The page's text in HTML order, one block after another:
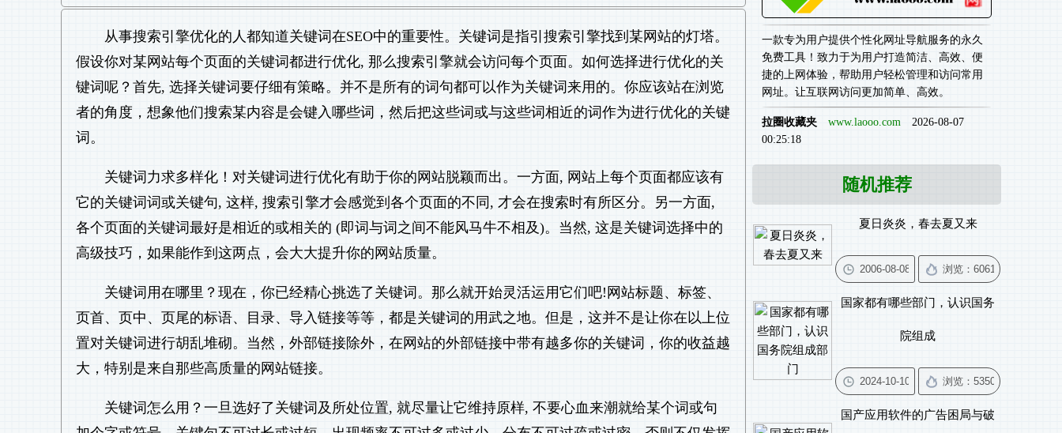
从事搜索引擎优化的人都知道关键词在SEO中的重要性。关键词是指引搜索引擎找到某网站的灯塔。
假设你对某网站每个页面的关键词都进行优化, 那么搜索引擎就会访问每个页面。如何选择进行优化的关
键词呢？首先, 选择关键词要仔细有策略。并不是所有的词句都可以作为关键词来用的。你应该站在浏览
者的角度，想象他们搜索某内容是会键入哪些词，然后把这些词或与这些词相近的词作为进行优化的关键
词。
关键词力求多样化！对关键词进行优化有助于你的网站脱颖而出。一方面, 网站上每个页面都应该有
它的关键词词或关键句, 这样, 搜索引擎才会感觉到各个页面的不同, 才会在搜索时有所区分。另一方面,
各个页面的关键词最好是相近的或相关的 (即词与词之间不能风马牛不相及)。当然, 这是关键词选择中的
高级技巧，如果能作到这两点，会大大提升你的网站质量。
关键词用在哪里？现在，你已经精心挑选了关键词。那么就开始灵活运用它们吧!网站标题、标签、
页首、页中、页尾的标语、目录、导入链接等等，都是关键词的用武之地。但是，这并不是让你在以上位
置对关键词进行胡乱堆砌。当然，外部链接除外，在网站的外部链接中带有越多你的关键词，你的收益越
大，特别是来自那些高质量的网站链接。
关键词怎么用？一旦选好了关键词及所处位置, 就尽量让它维持原样, 不要心血来潮就给某个词或句
一款专为用户提供个性化网址导航服务的永久
免费工具！致力于为用户打造简洁、高效、便
捷的上网体验，帮助用户轻松管理和访问常用
网址。让互联网访问更加简单、高效。
拉圈收藏夹 www.laooo.com 2026-08-07
00:25:18
随机推荐
夏日炎炎，春去夏又来
国家都有哪些部门，认识国务
院组成
国产应用软件的广告困局与破